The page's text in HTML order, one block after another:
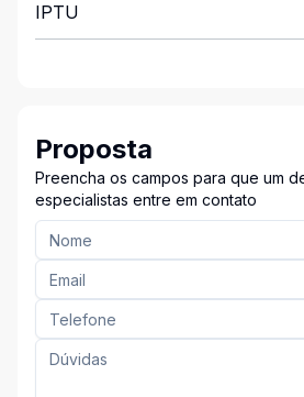
IPTU
Proposta
Preencha os campos para que um
especialistas entre em contato